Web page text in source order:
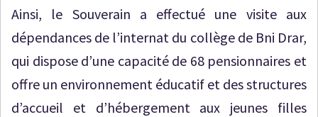
Ainsi, le Souverain a effectué une visite aux
dépendances de l’internat du collège de Bni Drar,
qui dispose d’une capacité de 68 pensionnaires et
offre un environnement éducatif et des structures
d’accueil et d’hébergement aux jeunes filles